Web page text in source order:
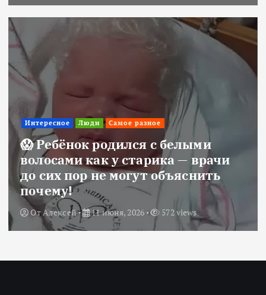
Интересное Люди Самое разное
😱 Ребёнок родился с белыми
волосами как у старика — врачи
до сих пор не могут объяснить
почему!
ОтАлексей 11 июня, 2026 572 views